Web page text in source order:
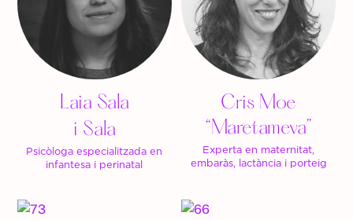
Laia Sala
i Sala
Psicòloga especialitzada en
infantesa i perinatal
Cris Moe
“Maretameva”
Experta en maternitat,
embaràs, lactància i porteig